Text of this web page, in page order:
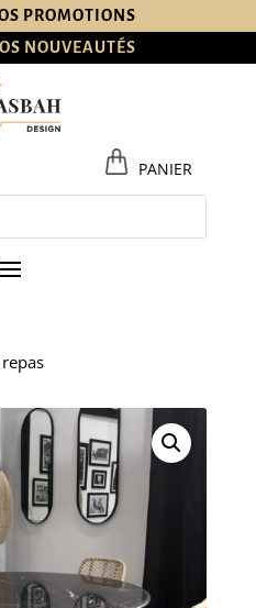
PROMOTIONS
NOUVEAUTÉS
PANIER